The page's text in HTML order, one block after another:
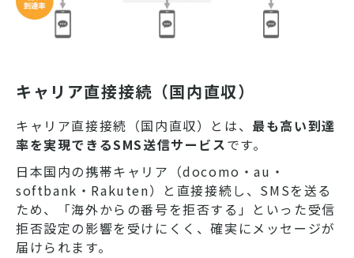
キャリア直接接続（国内直収）
キャリア直接接続（国内直収）とは、 最も高い到達
率を実現できるSMS送信サービスです。
日本国内の携帯キャリア（docomo・au・
softbank・Rakuten）と直接接続し、SMSを送る
ため、「海外からの番号を拒否する」といった受信
拒否設定の影響を受けにくく、確実にメッセージが
届けられます。